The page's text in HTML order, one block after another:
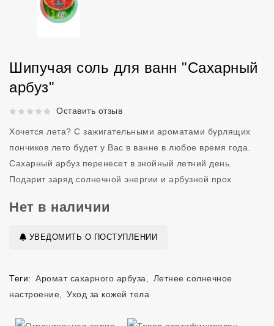
Шипучая соль для ванн "Сахарный
арбуз"
Рейтинг 5 из 5.Оставить отзыв
Хочется лета? С зажигательными ароматами бурлящих
пончиков лето будет у Вас в ванне в любое время года.
Сахарный арбуз перенесет в знойный летний день.
Подарит заряд солнечной энергии и арбузной прох
Нет в наличии
УВЕДОМИТЬ О ПОСТУПЛЕНИИ
Теги: Аромат сахарного арбуза
Летнее солнечное
настроение
Уход за кожей тела